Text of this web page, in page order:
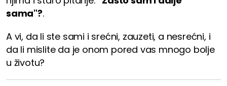
sama"?.
A vi, da li ste sami i srećni, zauzeti, a nesrećni, i
da li mislite da je onom pored vas mnogo bolje
u životu?